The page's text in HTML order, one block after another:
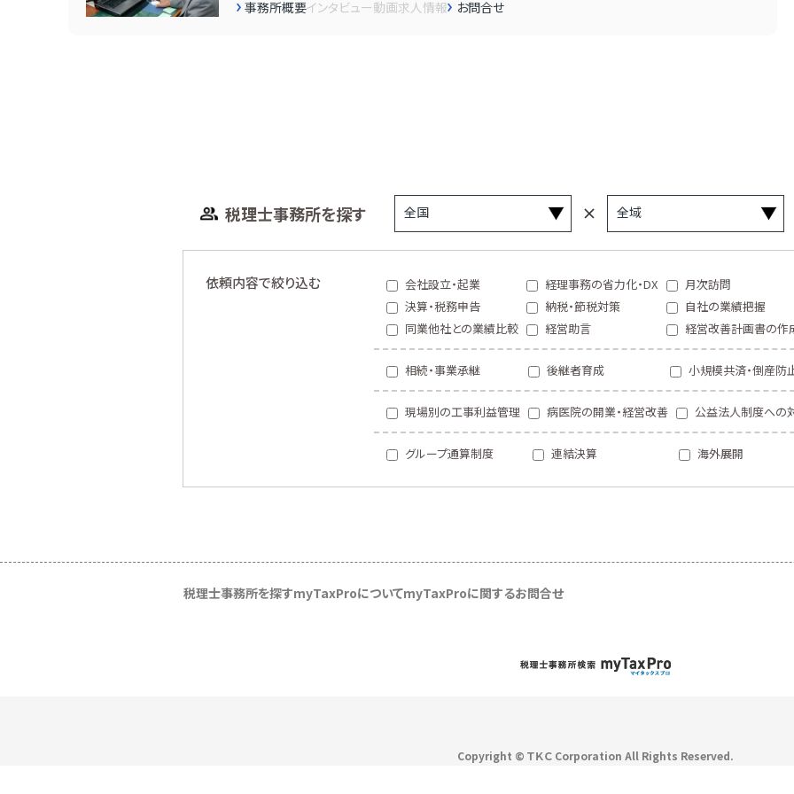
事務所概要インタビュー動画求人情報 お問合せ
税理士事務所を探す
依頼内容で絞り込む 会社設立・起業 経理事務の省力化・DX
月次訪問
決算・税務申告
納税・節税対策
自社の業績把握
同業他社との業績比較
経営助言 経営改善計画書の作
相続・事業承継 後継者育成 小規模共済・倒産防
現場別の工事利益管理 病医院の開業・経営改善 公益法人制度への
グループ通算制度 連結決算 海外展開
税理士事務所を探すmyTaxProについてmyTaxProに関するお問合せ
Copyright © ＴＫＣ Corporation All Rights Reserved.